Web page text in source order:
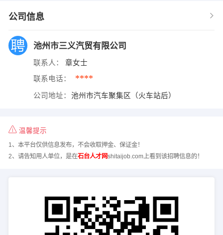
公司信息
池州市三义汽贸有限公司
联系人： 章女士
联系电话： ****
公司地址： 池州市汽车聚集区（火车站后）
温馨提示
1、本平台仅供信息发布，不会收取押金、保证金！
2、请告知用人单位，是在石台人才网shitaijob.com上看到该招聘信息的！